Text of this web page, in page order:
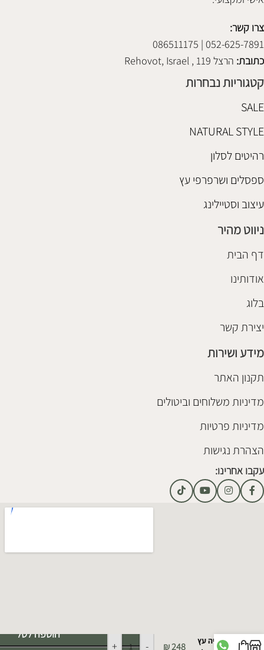
צרו קשר:
052-625-7891 | 086511175
כתובת: הרצל 119 , Rehovot, Israel
קטגוריות נבחרות
SALE
NATURAL STYLE
רהיטים לסלון
ספסלים ושרפרפי עץ
עיצוב וסטיילינג
ניווט מהיר
דף הבית
אודותינו
בלוג
יצירת קשר
מידע ושירות
תקנון האתר
מדיניות משלוחים וביטולים
מדיניות פרטיות
הצהרת נגישות
עקבו אחרינו:
אוניה עץ
₪248
-
+
הוספה לסל